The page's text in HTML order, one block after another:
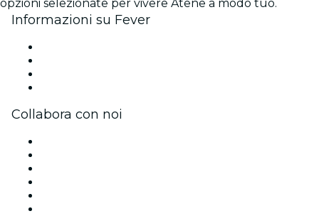
opzioni selezionate per vivere Atene a modo tuo.
Informazioni su Fever
Collabora con noi